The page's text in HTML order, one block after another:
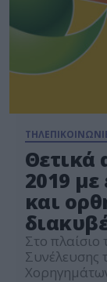
Θετικά
2019
και
Στο πλαίσιο
Συνέλευσης